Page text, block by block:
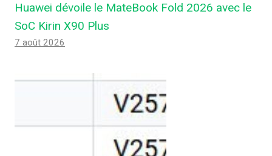
Huawei dévoile le MateBook Fold 2026 avec le
SoC Kirin X90 Plus
7 août 2026